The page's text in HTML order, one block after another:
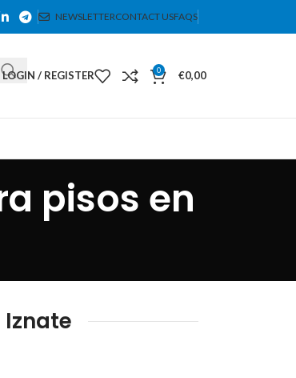
NEWSLETTERCONTACT USFAQS
LOGIN / REGISTER 0 €0,00
pisos en
Iznate